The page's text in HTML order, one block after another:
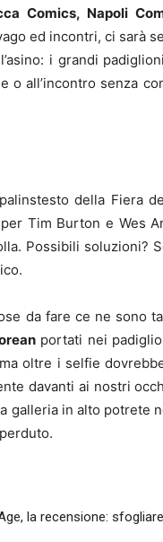
Comics, Napoli
ed incontri, ci sarà
i grandi
all’incontro senza
della Fiera
Tim Burton e Wes
Possibili soluzioni?
da fare ce ne sono
portati nei
oltre i selfie
davanti ai nostri
galleria in alto potrete
la recensione: